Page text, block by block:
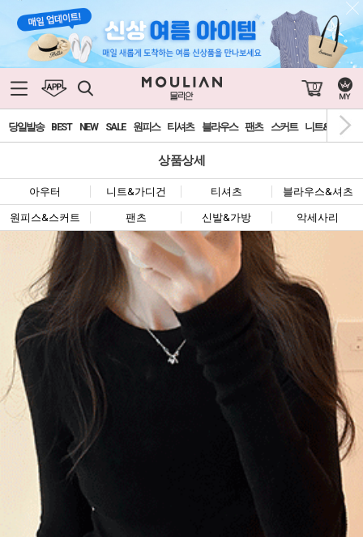
0
당일발송 BEST NEW SALE 원피스 티셔츠 블라우스 팬츠 스커트 니트&가디건
상품상세
아우터 니트&가디건 티셔츠 블라우스&셔츠
원피스&스커트 팬츠 신발&가방 악세사리